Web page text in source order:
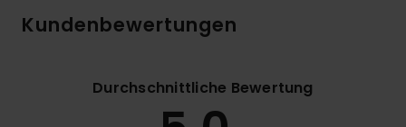
Kundenbewertungen
Durchschnittliche Bewertung